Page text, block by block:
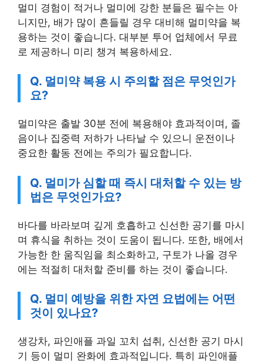
멀미 경험이 적거나 멀미에 강한 분들은 필수는 아
니지만, 배가 많이 흔들릴 경우 대비해 멀미약을 복
용하는 것이 좋습니다. 대부분 투어 업체에서 무료
로 제공하니 미리 챙겨 복용하세요.
Q. 멀미약 복용 시 주의할 점은 무엇인가
요?
멀미약은 출발 30분 전에 복용해야 효과적이며, 졸
음이나 집중력 저하가 나타날 수 있으니 운전이나
중요한 활동 전에는 주의가 필요합니다.
Q. 멀미가 심할 때 즉시 대처할 수 있는 방
법은 무엇인가요?
바다를 바라보며 깊게 호흡하고 신선한 공기를 마시
며 휴식을 취하는 것이 도움이 됩니다. 또한, 배에서
가능한 한 움직임을 최소화하고, 구토가 나올 경우
에는 적절히 대처할 준비를 하는 것이 좋습니다.
Q. 멀미 예방을 위한 자연 요법에는 어떤
것이 있나요?
생강차, 파인애플 과일 꼬치 섭취, 신선한 공기 마시
기 등이 멀미 완화에 효과적입니다. 특히 파인애플